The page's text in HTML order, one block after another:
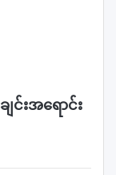
င်းအရောင်း